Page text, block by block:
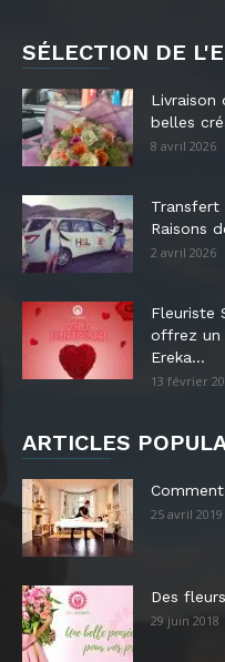
SÉLECTION DE
Livraison
belles
8 avril 2026
Transfert
Raisons
2 avril 2026
Fleuriste
offrez un
Ereka...
13 février
ARTICLES
25 avril 2019
Des
29 juin 2018